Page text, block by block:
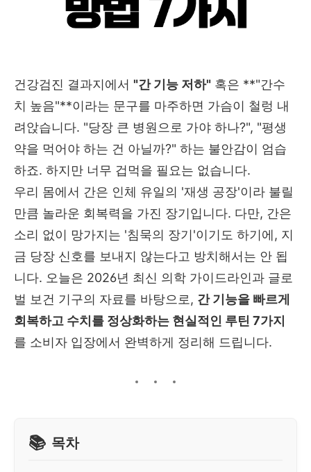
건강검진 결과지에서 "간 기능 저하" 혹은 **"간수
치 높음"**이라는 문구를 마주하면 가슴이 철렁 내
려앉습니다. "당장 큰 병원으로 가야 하나?", "평생
약을 먹어야 하는 건 아닐까?" 하는 불안감이 엄습
하죠. 하지만 너무 겁먹을 필요는 없습니다.
우리 몸에서 간은 인체 유일의 '재생 공장'이라 불릴
만큼 놀라운 회복력을 가진 장기입니다. 다만, 간은
소리 없이 망가지는 '침묵의 장기'이기도 하기에, 지
금 당장 신호를 보내지 않는다고 방치해서는 안 됩
니다. 오늘은 2026년 최신 의학 가이드라인과 글로
벌 보건 기구의 자료를 바탕으로, 간 기능을 빠르게
회복하고 수치를 정상화하는 현실적인 루틴 7가지
를 소비자 입장에서 완벽하게 정리해 드립니다.
목차